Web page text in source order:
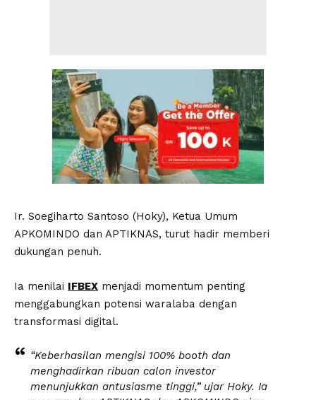
Ir. Soegiharto Santoso (Hoky), Ketua Umum
APKOMINDO dan APTIKNAS, turut hadir memberi
dukungan penuh.
Ia menilai IFBEX menjadi momentum penting
menggabungkan potensi waralaba dengan
transformasi digital.
“Keberhasilan mengisi 100% booth dan
menghadirkan ribuan calon investor
menunjukkan antusiasme tinggi,” ujar Hoky. Ia